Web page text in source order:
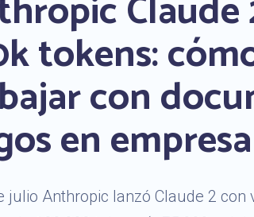
tokens:
con
en empresa
julio Anthropic lanzó Claude 2 con